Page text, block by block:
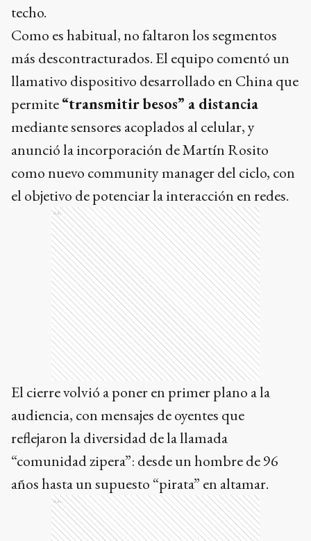
techo.
Como es habitual, no faltaron los segmentos
más descontracturados. El equipo comentó un
llamativo dispositivo desarrollado en China que
permite“transmitir besos” a distancia
mediante sensores acoplados al celular, y
anunció la incorporación de Martín Rosito
como nuevo community manager del ciclo, con
el objetivo de potenciar la interacción en redes.
Ads
El cierre volvió a poner en primer plano a la
audiencia, con mensajes de oyentes que
reflejaron la diversidad de la llamada
“comunidad zipera”: desde un hombre de 96
años hasta un supuesto “pirata” en altamar.
Ads